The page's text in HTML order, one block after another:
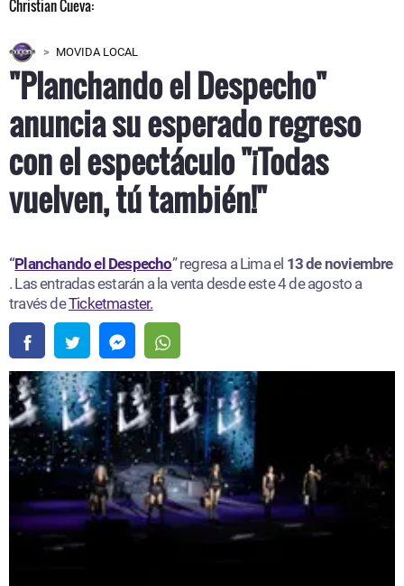
MOVIDA LOCAL
"Planchando el Despecho"
anuncia su esperado regreso
con el espectáculo "¡Todas
vuelven, tú también!"
“Planchando el Despecho” regresa a Lima el 13 de noviembre
. Las entradas estarán a la venta desde este 4 de agosto a
través deTicketmaster.